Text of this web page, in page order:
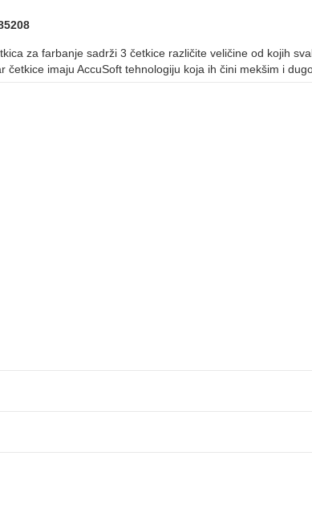
za farbanje sadrži 3 četkice različite veličine od kojih
četkice imaju AccuSoft tehnologiju koja ih čini mekšim i